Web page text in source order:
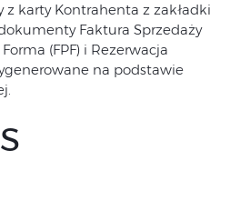
z karty Kontrahenta z zakładki
Faktura Sprzedaży
(FPF) i Rezerwacja
na podstawie